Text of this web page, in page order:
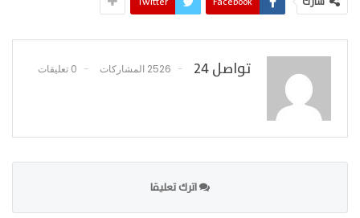
تواصل 24 2526 المشاركات 0 تعليقات
اترك تعليقا